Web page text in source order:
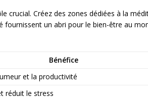
crucial. Créez des zones dédiées à la
fournissent un abri pour le bien-être au
Bénéfice
et la productivité
réduit le stress